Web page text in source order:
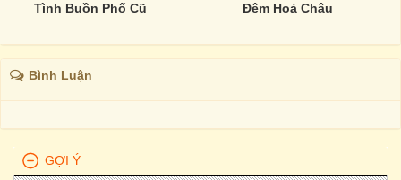
Tình Buồn Phố Cũ Đêm Hoả Châu
Bình Luận
GỢI Ý